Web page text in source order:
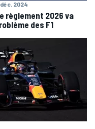
déc. 2024
règlement 2026 va
des F1